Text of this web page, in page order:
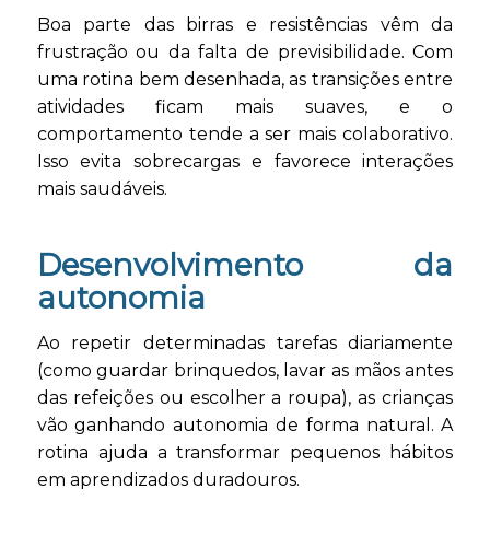
Boa parte das birras e resistências vêm da
frustração ou da falta de previsibilidade. Com
uma rotina bem desenhada, as transições entre
atividades ficam mais suaves, e o
comportamento tende a ser mais colaborativo.
Isso evita sobrecargas e favorece interações
mais saudáveis.
Desenvolvimento da
autonomia
Ao repetir determinadas tarefas diariamente
(como guardar brinquedos, lavar as mãos antes
das refeições ou escolher a roupa), as crianças
vão ganhando autonomia de forma natural. A
rotina ajuda a transformar pequenos hábitos
em aprendizados duradouros.